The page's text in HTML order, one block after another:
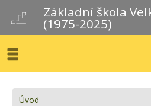
Základní škola
(1975-2025)
Úvod